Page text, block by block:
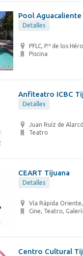
Pool Aguacaliente
Detalles
PFLC, P.º de los
Piscina
Anfiteatro ICBC
Detalles
Juan Ruíz de
Teatro
CEART Tijuana
Detalles
Vía Rápida
Cine, Teatro,
Centro Cultural